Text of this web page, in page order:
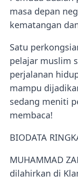
masa depan
kematangan
Satu
pelajar muslim
perjalanan
mampu
sedang meniti
membaca!
BIODATA
MUHAMMAD
dilahirkan di